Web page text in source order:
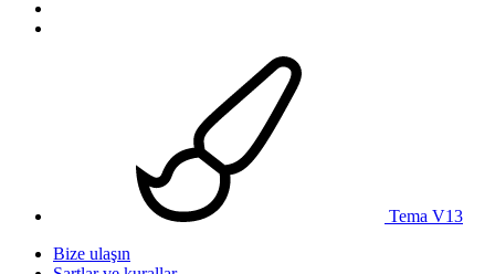
Tema V13
Bize ulaşın